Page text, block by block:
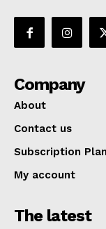
Company
About
Contact us
Subscription
My account
The latest